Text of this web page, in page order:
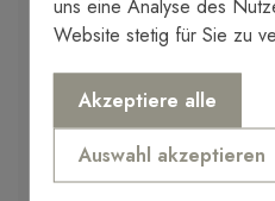
uns eine Analyse des
Website stetig für Sie zu
Akzeptiere alle
Auswahl akzeptieren